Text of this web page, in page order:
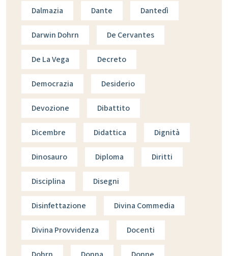
Dalmazia Dante Dantedì
Darwin Dohrn De Cervantes
De La Vega Decreto
Democrazia Desiderio
Devozione Dibattito
Dicembre Didattica Dignità
Dinosauro Diploma Diritti
Disciplina Disegni
Disinfettazione Divina Commedia
Divina Provvidenza Docenti